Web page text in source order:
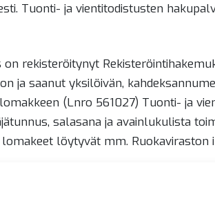
Tuonti- ja vientitodistusten
rekisteröitynyt
ja saanut yksilöivän,
(Lnro 561027) Tuonti- ja
salasana ja avainlukulista
löytyvät mm. Ruokaviraston